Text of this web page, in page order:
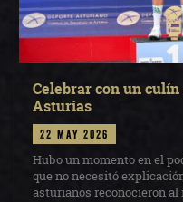
Celebrar con un
Asturias
22 may 2026
Hubo un momento en el
que no necesitó
asturianos reconocieron al